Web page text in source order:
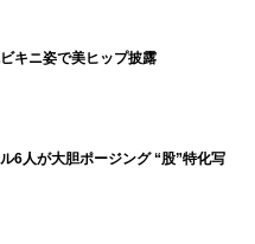
瀬美智子 ©カンテレ
して、強く厳しい看護師
か、今から緊張していま
キニ姿で美ヒップ披露
6人が大胆ポージング “股”特化写